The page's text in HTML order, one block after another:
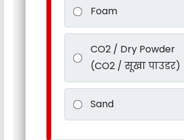
Foam
CO2 / Dry Powder
(CO2 / सूखा पाउडर)
Sand